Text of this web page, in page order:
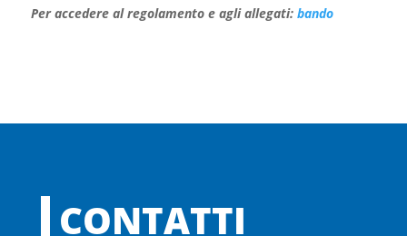
Per accedere al regolamento e agli allegati: bando
CONTATTI